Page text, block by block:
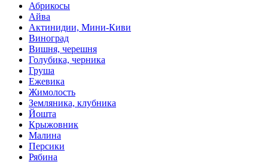
Абрикосы
Айва
Актинидии, Мини-Киви
Виноград
Вишня, черешня
Голубика, черника
Груша
Ежевика
Жимолость
Земляника, клубника
Йошта
Крыжовник
Малина
Персики
Рябина